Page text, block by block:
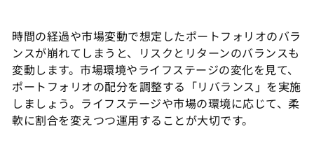
時間の経過や市場変動で想定したポートフォリオのバラ
ンスが崩れてしまうと、リスクとリターンのバランスも
変動します。市場環境やライフステージの変化を見て、
ポートフォリオの配分を調整する「リバランス」を実施
しましょう。ライフステージや市場の環境に応じて、柔
軟に割合を変えつつ運用することが大切です。